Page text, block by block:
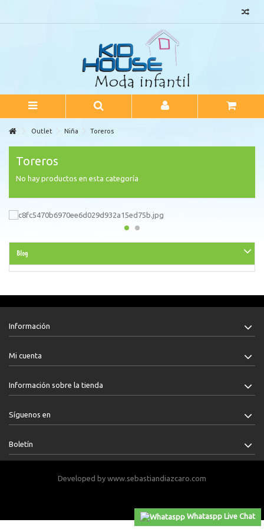
Outlet Niña Toreros
Toreros
No hay productos en esta categoría
Blog
Información
Mi cuenta
Información sobre la tienda
Síguenos en
Boletín
Whataspp Live Chat
Developed by www.sebastiandiazcaro.com